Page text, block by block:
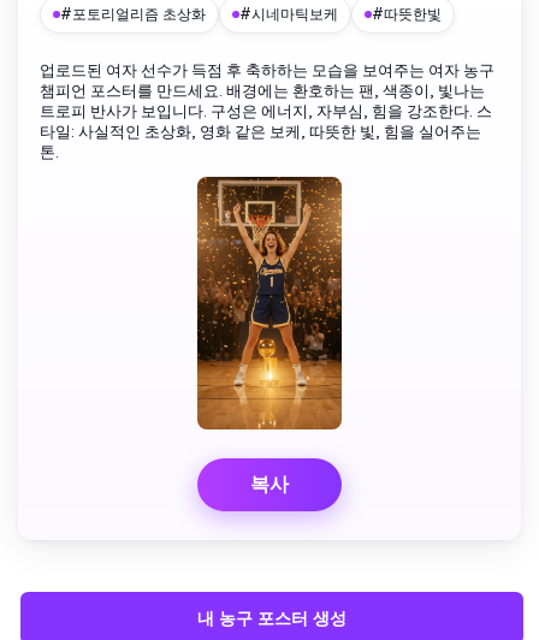
#포토리얼리즘 초상화 #시네마틱보케 #따뜻한빛
업로드된 여자 선수가 득점 후 축하하는 모습을 보여주는 여자 농구
챔피언 포스터를 만드세요. 배경에는 환호하는 팬, 색종이, 빛나는
트로피 반사가 보입니다. 구성은 에너지, 자부심, 힘을 강조한다. 스
타일: 사실적인 초상화, 영화 같은 보케, 따뜻한 빛, 힘을 실어주는
톤.
복사
내 농구 포스터 생성